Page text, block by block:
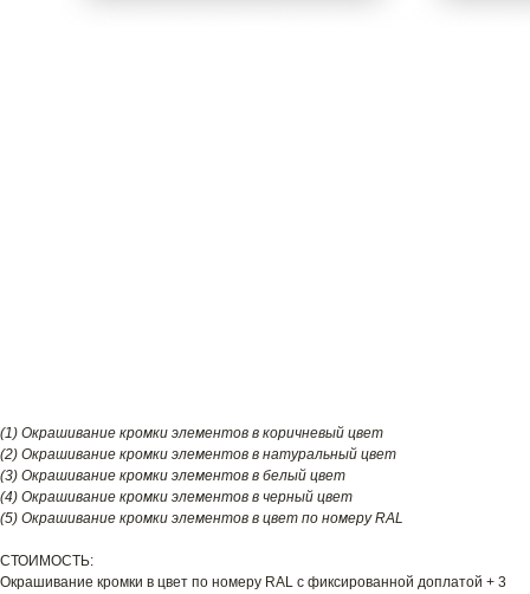
(1) Окрашивание кромки элементов в коричневый цвет
(2) Окрашивание кромки элементов в натуральный цвет
(3) Окрашивание кромки элементов в белый цвет
(4) Окрашивание кромки элементов в черный цвет
(5) Окрашивание кромки элементов в цвет по номеру RAL
СТОИМОСТЬ:
Окрашивание кромки в цвет по номеру RAL c фиксированной доплатой + 3